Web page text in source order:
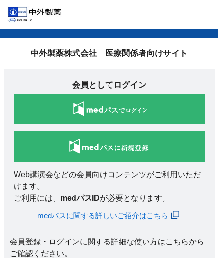
中外製薬株式会社 医療関係者向けサイト
会員としてログイン
Web講演会などの会員向けコンテンツがご利用いただ
けます。
ご利用には、 medパスIDが必要となります。
medパスに関する詳しいご紹介はこちら
会員登録・ログインに関する詳細な使い方はこちらから
ご確認ください。​